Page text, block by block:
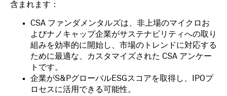
含まれます：
CSA ファンダメンタルズは、非上場のマイクロお
よびナノキャップ企業がサステナビリティへの取り
組みを効率的に開始し、市場のトレンドに対応する
ために最適な、カスタマイズされた CSA アンケー
トです。
企業がS&PグローバルESGスコアを取得し、IPOプ
ロセスに活用できる可能性。